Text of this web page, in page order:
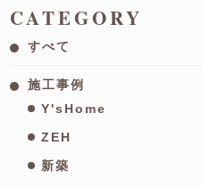
CATEGORY
すべて
施工事例
Y'sHome
ZEH
新築